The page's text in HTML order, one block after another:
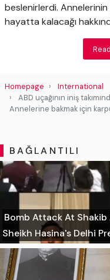
beslenirlerdi. Annelerinin
hayatta kalacağı
Homepage
International
ABD uçağının iniş
Annelerine bakmak için
BAĞLANTILI
Bomb Attack At Shakib
Sheikh Hasina's Delhi